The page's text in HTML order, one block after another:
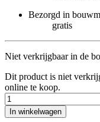
Bezorgd in
gratis
Niet verkrijgbaar in de
Dit product is niet
online te koop.
In winkelwagen